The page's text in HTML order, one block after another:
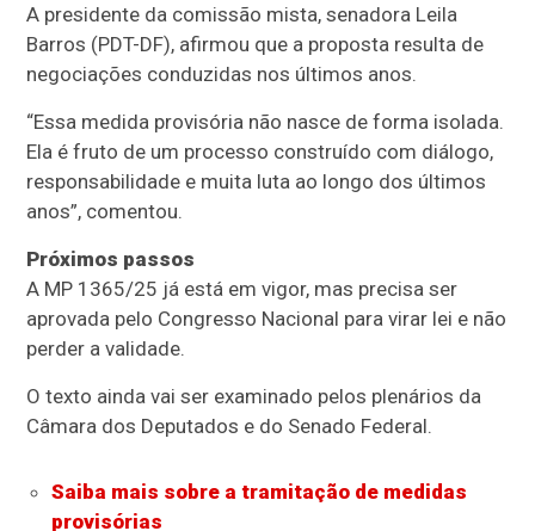
A presidente da comissão mista, senadora Leila
Barros (PDT-DF), afirmou que a proposta resulta de
negociações conduzidas nos últimos anos.
“Essa medida provisória não nasce de forma isolada.
Ela é fruto de um processo construído com diálogo,
responsabilidade e muita luta ao longo dos últimos
anos”, comentou.
Próximos passos
A MP 1365/25 já está em vigor, mas precisa ser
aprovada pelo Congresso Nacional para virar lei e não
perder a validade.
O texto ainda vai ser examinado pelos plenários da
Câmara dos Deputados e do Senado Federal.
Saiba mais sobre a tramitação de medidas
provisórias